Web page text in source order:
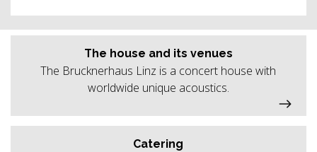
The house and its venues
The Brucknerhaus Linz is a concert house with
worldwide unique acoustics.
Catering